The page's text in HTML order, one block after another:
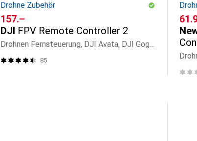
Drohne Zubehör
CHF
157.–
DJI FPV Remote Controller 2
Drohnen Fernsteuerung, DJI Avata, DJI Goggles 2, DJI Goggles Integra
85